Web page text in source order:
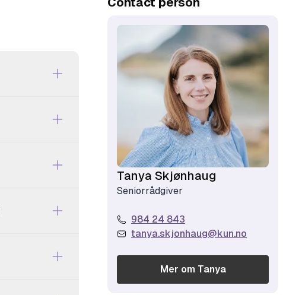
Tanya Skjønhaug
Seniorrådgiver
984 24 843
tanya.skjonhaug@kun.no
Mer om Tanya